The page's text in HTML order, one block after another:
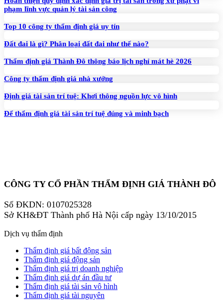
phạm lĩnh vực quản lý tài sản công
Top 10 công ty thẩm định giá uy tín
Đất đai là gì? Phân loại đất đai như thế nào?
Thẩm định giá Thành Đô thông báo lịch nghỉ mát hè 2026
Công ty thẩm định giá nhà xưởng
Định giá tài sản trí tuệ: Khơi thông nguồn lực vô hình
Để thẩm định giá tài sản trí tuệ đúng và minh bạch
CÔNG TY CỔ PHẦN THẨM ĐỊNH GIÁ THÀNH ĐÔ
Số ĐKDN: 0107025328
Sở KH&ĐT Thành phố Hà Nội cấp ngày 13/10/2015
Dịch vụ thẩm định
Thẩm định giá bất động sản
Thẩm định giá động sản
Thẩm định giá trị doanh nghiệp
Thẩm định giá dự án đầu tư
Thẩm định giá tài sản vô hình
Thẩm định giá tài nguyên